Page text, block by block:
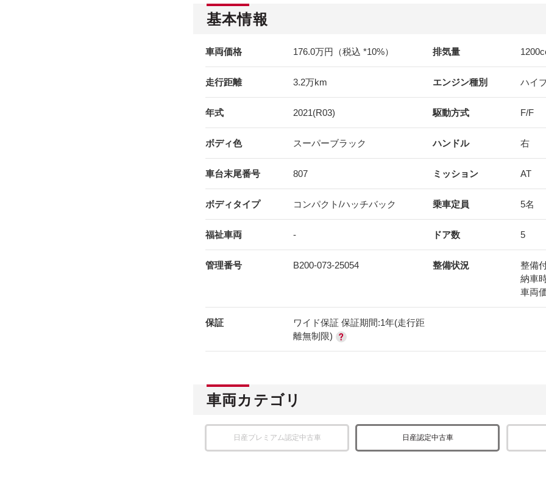
基本情報
車両価格 176.0万円（税込 *10%） 排気量 1200
走行距離 3.2万km エンジン種別 ハイ
年式 2021(R03) 駆動方式 F/F
ボディ色 スーパーブラック ハンドル 右
車台末尾番号 807 ミッション AT
ボディタイプ コンパクト/ハッチバック 乗車定員 5名
福祉車両 - ドア数 5
管理番号 B200-073-25054 整備状況
整備
納車
車両
保証
ワイド保証 保証期間:1年(走行距
離無制限)
車両カテゴリ
日産プレミアム認定中古車 日産認定中古車